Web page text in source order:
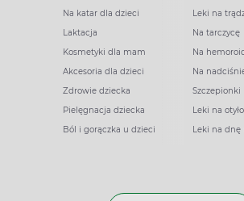
Na katar dla dzieci
Laktacja
Kosmetyki dla mam
Akcesoria dla dzieci
Zdrowie dziecka
Pielęgnacja dziecka
Ból i gorączka u dzieci
Leki na
Na tarczycę
Na
Na
Szczepionki
Leki na
Leki na dnę